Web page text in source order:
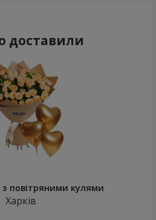
доставили
повітряними кулями
Харків